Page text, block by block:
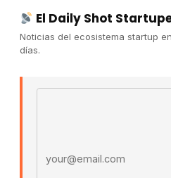
Publicidad
Convocatorias
El Daily Shot
Noticias del ecosistema startup
días.